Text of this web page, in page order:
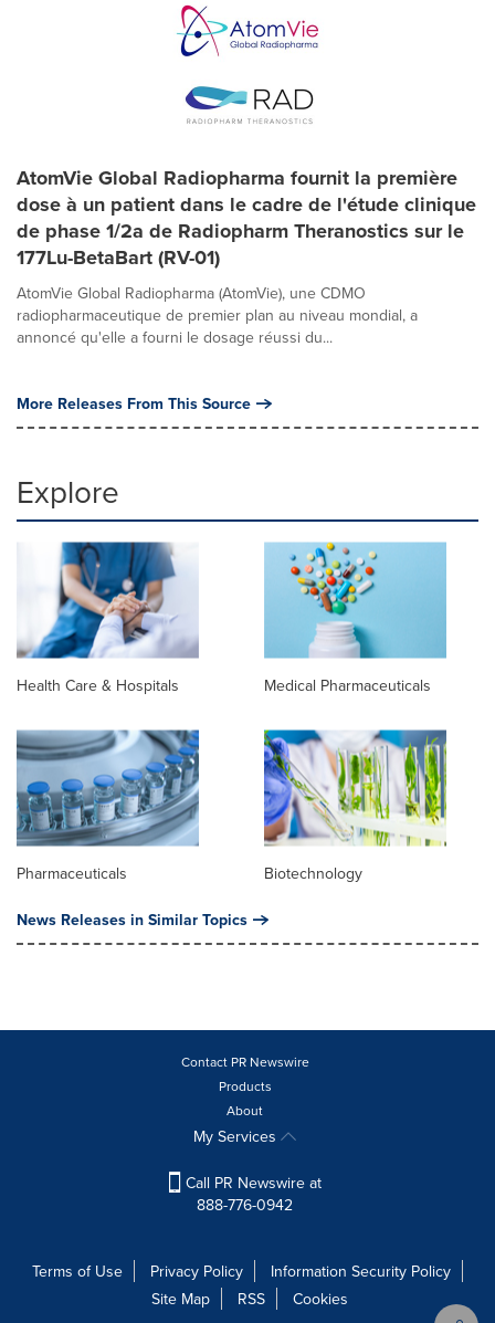
AtomVie Global Radiopharma fournit la première
dose à un patient dans le cadre de l'étude clinique
de phase 1/2a de Radiopharm Theranostics sur le
177Lu-BetaBart (RV-01)
AtomVie Global Radiopharma (AtomVie), une CDMO
radiopharmaceutique de premier plan au niveau mondial, a
annoncé qu'elle a fourni le dosage réussi du...
More Releases From This Source
Explore
Health Care & Hospitals Medical Pharmaceuticals
Pharmaceuticals Biotechnology
News Releases in Similar Topics
Contact PR Newswire
Products
About
My Services
Call PR Newswire at
888-776-0942
Terms of Use Privacy Policy
Information Security Policy
Site Map
RSS
Cookies